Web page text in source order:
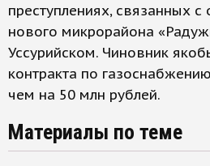
преступлениях, связанных
нового микрорайона
Уссурийском. Чиновник
контракта по
чем на 50 млн рублей.
Материалы по теме